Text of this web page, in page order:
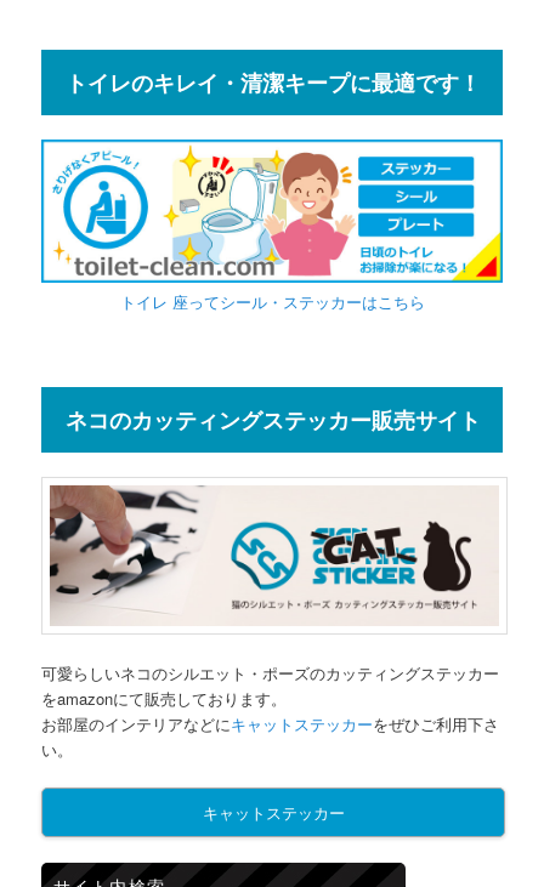
トイレのキレイ・清潔キープに最適です！
トイレ 座ってシール・ステッカーはこちら
ネコのカッティングステッカー販売サイト
可愛らしいネコのシルエット・ポーズのカッティングステッカー
をamazonにて販売しております。
お部屋のインテリアなどにキャットステッカーをぜひご利用下さ
い。
キャットステッカー